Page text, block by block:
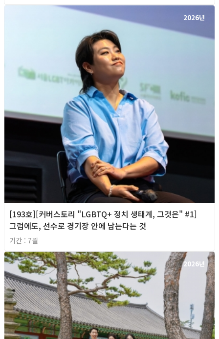
2026년
[193호][커버스토리 "LGBTQ+ 정치 생태계, 그것은" #1]
그럼에도, 선수로 경기장 안에 남는다는 것
기간 : 7월
2026년